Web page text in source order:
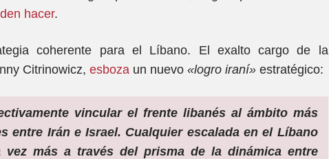
hacer.
coherente para el Líbano. El exalto cargo de la
Citrinowicz, esboza un nuevo «logro iraní» estratégico:
vincular el frente libanés al ámbito más
entre Irán e Israel. Cualquier escalada en el Líbano
vez más a través del prisma de la dinámica entre